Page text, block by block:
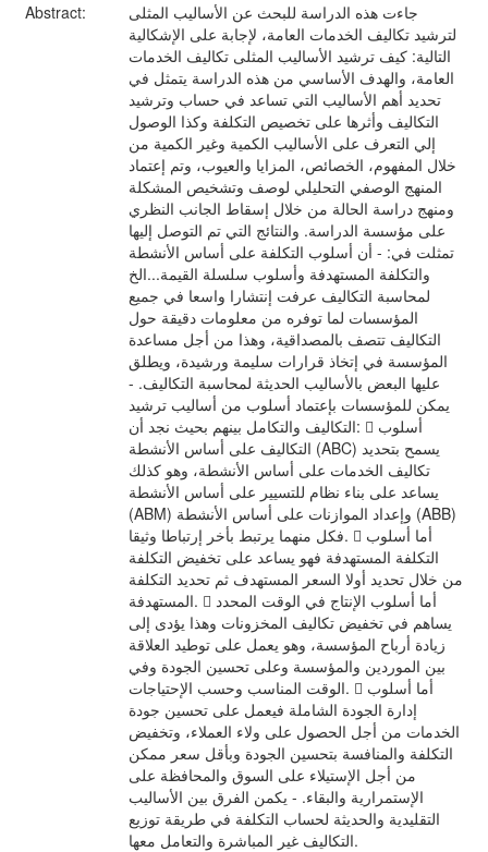
Abstract:
جاءت هذه الدراسة للبحث عن الأساليب المثلى
لترشيد تكاليف الخدمات العامة، لإجابة على الإشكالية
التالية: كيف ترشيد الأساليب المثلى تكاليف الخدمات
العامة، والهدف الأساسي من هذه الدراسة يتمثل في
تحديد أهم الأساليب التي تساعد في حساب وترشيد
التكاليف وأثرها على تخصيص التكلفة وكذا الوصول
إلي التعرف على الأساليب الكمية وغير الكمية من
خلال المفهوم، الخصائص، المزايا والعيوب، وتم إعتماد
المنهج الوصفي التحليلي لوصف وتشخيص المشكلة
ومنهج دراسة الحالة من خلال إسقاط الجانب النظري
على مؤسسة الدراسة. والنتائج التي تم التوصل إليها
تمثلت في: - أن أسلوب التكلفة على أساس الأنشطة
والتكلفة المستهدفة وأسلوب سلسلة القيمة...الخ
لمحاسبة التكاليف عرفت إنتشارا واسعا في جميع
المؤسسات لما توفره من معلومات دقيقة حول
التكاليف تتصف بالمصداقية، وهذا من أجل مساعدة
المؤسسة في إتخاذ قرارات سليمة ورشيدة، ويطلق
عليها البعض بالأساليب الحديثة لمحاسبة التكاليف. -
يمكن للمؤسسات بإعتماد أسلوب من أساليب ترشيد
التكاليف والتكامل بينهم بحيث نجد أن:  أسلوب
التكاليف على أساس الأنشطة (ABC) يسمح بتحديد
تكاليف الخدمات على أساس الأنشطة، وهو كذلك
يساعد على بناء نظام للتسيير على أساس الأنشطة
(ABM) وإعداد الموازنات على أساس الأنشطة (ABB)
فكل منهما يرتبط بأخر إرتباطا وثيقا.  أما أسلوب
التكلفة المستهدفة فهو يساعد على تخفيض التكلفة
من خلال تحديد أولا السعر المستهدف ثم تحديد التكلفة
المستهدفة.  أما أسلوب الإنتاج في الوقت المحدد
يساهم في تخفيض تكاليف المخزونات وهذا يؤدى إلى
زيادة أرباح المؤسسة، وهو يعمل على توطيد العلاقة
بين الموردين والمؤسسة وعلى تحسين الجودة وفي
الوقت المناسب وحسب الإحتياجات.  أما أسلوب
إدارة الجودة الشاملة فيعمل على تحسين جودة
الخدمات من أجل الحصول على ولاء العملاء، وتخفيض
التكلفة والمنافسة بتحسين الجودة وبأقل سعر ممكن
من أجل الإستيلاء على السوق والمحافظة على
الإستمرارية والبقاء. - يكمن الفرق بين الأساليب
التقليدية والحديثة لحساب التكلفة في طريقة توزيع
التكاليف غير المباشرة والتعامل معها.